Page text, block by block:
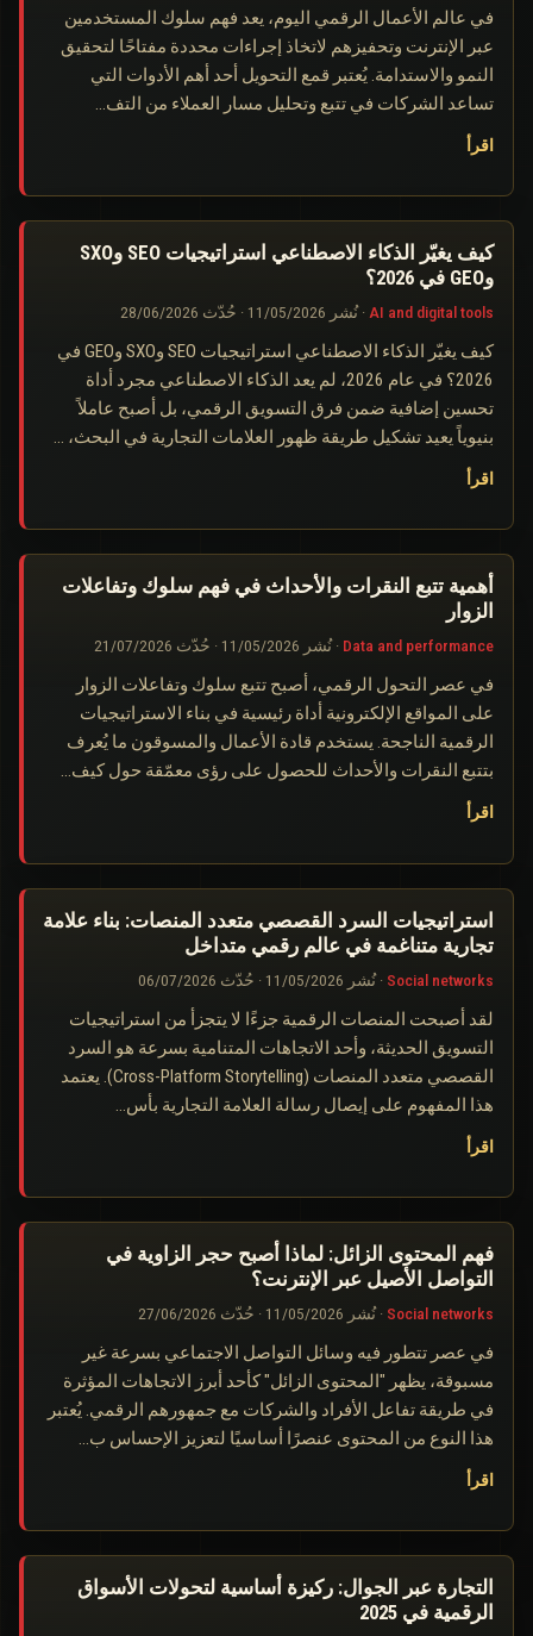
في عالم الأعمال الرقمي اليوم، يعد فهم سلوك المستخدمين
عبر الإنترنت وتحفيزهم لاتخاذ إجراءات محددة مفتاحًا لتحقيق
النمو والاستدامة. يُعتبر قمع التحويل أحد أهم الأدوات التي
تساعد الشركات في تتبع وتحليل مسار العملاء من التف…
اقرأ
كيف يغيّر الذكاء الاصطناعي استراتيجيات SEO وSXO
وGEO في 2026؟
AI and digital tools
·نُشر 11/05/2026
· حُدّث 28/06/2026
كيف يغيّر الذكاء الاصطناعي استراتيجيات SEO وSXO وGEO في
2026؟ في عام 2026، لم يعد الذكاء الاصطناعي مجرد أداة
تحسين إضافية ضمن فرق التسويق الرقمي، بل أصبح عاملاً
بنيوياً يعيد تشكيل طريقة ظهور العلامات التجارية في البحث، …
اقرأ
أهمية تتبع النقرات والأحداث في فهم سلوك وتفاعلات
الزوار
Data and performance
·نُشر 11/05/2026
· حُدّث 21/07/2026
في عصر التحول الرقمي، أصبح تتبع سلوك وتفاعلات الزوار
على المواقع الإلكترونية أداة رئيسية في بناء الاستراتيجيات
الرقمية الناجحة. يستخدم قادة الأعمال والمسوقون ما يُعرف
بتتبع النقرات والأحداث للحصول على رؤى معمّقة حول كيف…
اقرأ
استراتيجيات السرد القصصي متعدد المنصات: بناء علامة
تجارية متناغمة في عالم رقمي متداخل
Social networks
·نُشر 11/05/2026
· حُدّث 06/07/2026
لقد أصبحت المنصات الرقمية جزءًا لا يتجزأ من استراتيجيات
التسويق الحديثة، وأحد الاتجاهات المتنامية بسرعة هو السرد
القصصي متعدد المنصات (Cross-Platform Storytelling). يعتمد
هذا المفهوم على إيصال رسالة العلامة التجارية بأس…
اقرأ
فهم المحتوى الزائل: لماذا أصبح حجر الزاوية في
التواصل الأصيل عبر الإنترنت؟
Social networks
·نُشر 11/05/2026
· حُدّث 27/06/2026
في عصر تتطور فيه وسائل التواصل الاجتماعي بسرعة غير
مسبوقة، يظهر "المحتوى الزائل" كأحد أبرز الاتجاهات المؤثرة
في طريقة تفاعل الأفراد والشركات مع جمهورهم الرقمي. يُعتبر
هذا النوع من المحتوى عنصرًا أساسيًا لتعزيز الإحساس ب…
اقرأ
التجارة عبر الجوال: ركيزة أساسية لتحولات الأسواق
الرقمية في 2025